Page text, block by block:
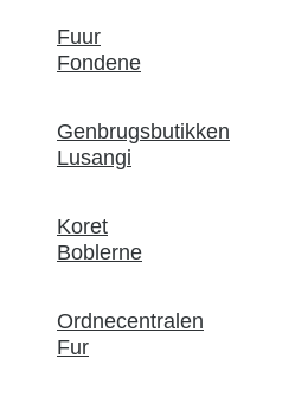
Fuur
Fondene
Genbrugsbutikken
Lusangi
Koret
Boblerne
Ordnecentralen
Fur